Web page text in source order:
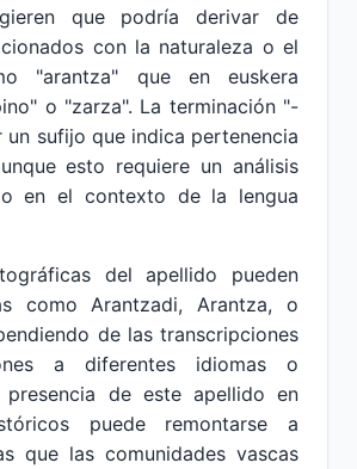
que podría derivar de
con la naturaleza o el
"arantza" que en euskera
o "zarza". La terminación "-
un sufijo que indica pertenencia
esto requiere un análisis
en el contexto de la lengua
del apellido pueden
como Arantzadi, Arantza, o
de las transcripciones
a diferentes idiomas o
presencia de este apellido en
puede remontarse a
que las comunidades vascas